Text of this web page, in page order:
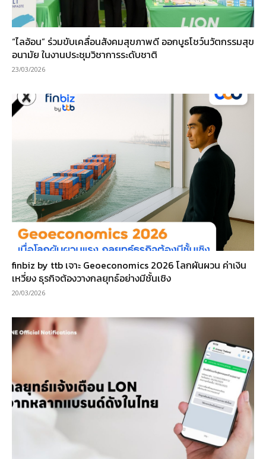
“ไลอ้อน” ร่วมขับเคลื่อนสังคมสุขภาพดี ออกบูธโชว์นวัตกรรมสุข
อนามัย ในงานประชุมวิชาการระดับชาติ
23/03/2026
finbiz by ttb เจาะ Geoeconomics 2026 โลกผันผวน ค่าเงิน
เหวี่ยง ธุรกิจต้องวางกลยุทธ์อย่างมีชั้นเชิง
20/03/2026